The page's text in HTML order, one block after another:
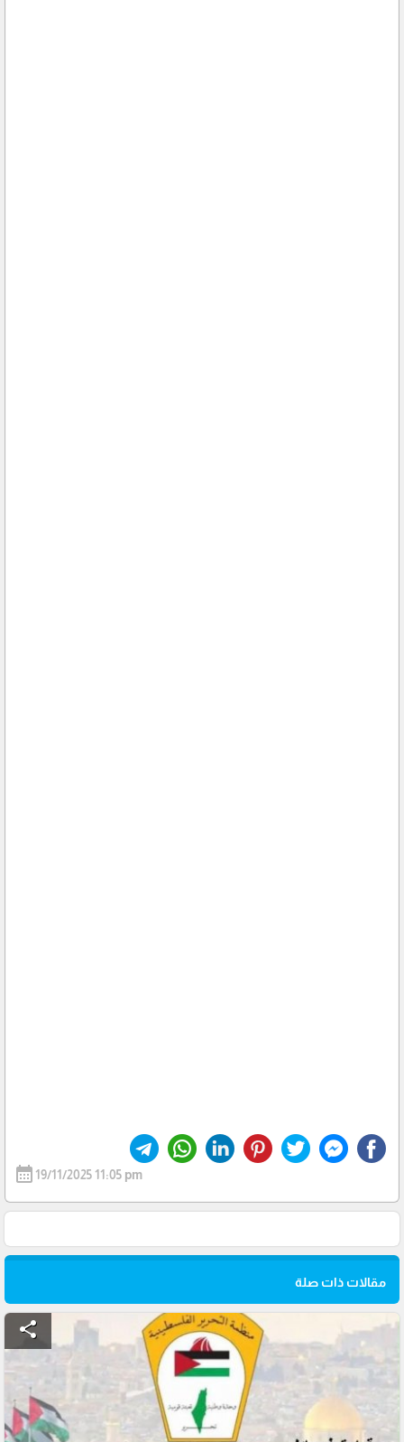
calendar_month 19/11/2025 11:05 pm
مقالات ذات صلة
share